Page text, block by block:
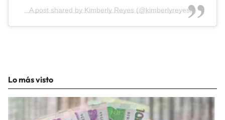
A post shared by Kimberly Reyes (@kimberlyreyesh)
Lo más visto